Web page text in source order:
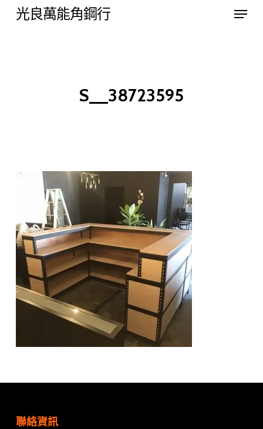
光良萬能角鋼行 Menu
S__38723595
聯絡資訊